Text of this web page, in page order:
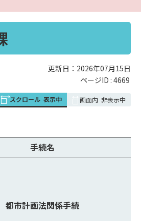
更新日：2026年07月15日
ページID : 4669
スクロール 表示中 画面内 非表示中
手続名
都市計画法関係手続